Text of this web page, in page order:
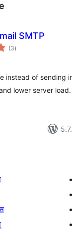
SMTP
(3एकूण
मूल्यांकन
)
instead of sending
lower server load.